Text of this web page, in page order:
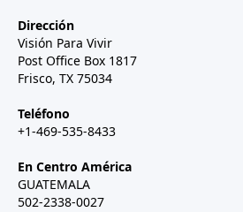
Dirección
Visión Para Vivir
Post Office Box 1817
Frisco, TX 75034
Teléfono
+1-469-535-8433
En Centro América
GUATEMALA
502-2338-0027